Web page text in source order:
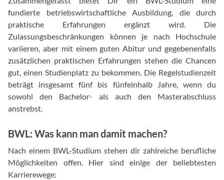
fundierte betriebswirtschaftliche Ausbildung, die durch
praktische Erfahrungen ergänzt wird. Die
Zulassungsbeschränkungen können je nach Hochschule
variieren, aber mit einem guten Abitur und gegebenenfalls
zusätzlichen praktischen Erfahrungen stehen die Chancen
gut, einen Studienplatz zu bekommen. Die Regelstudienzeit
beträgt insgesamt fünf bis fünfeinhalb Jahre, wenn du
sowohl den Bachelor- als auch den Masterabschluss
anstrebst.
BWL: Was kann man damit machen?
Nach einem BWL-Studium stehen dir zahlreiche berufliche
Möglichkeiten offen. Hier sind einige der beliebtesten
Karrierewege: